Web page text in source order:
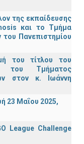
της εκπαίδευσης
και το Τμήμα
του Πανεπιστημίου
του τίτλου του
του Τμήματος
στον κ. Ιωάννη
23 Μαΐου 2025,
League Challenge